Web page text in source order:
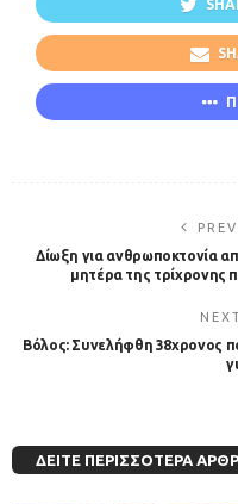
Δίωξη για ανθρωποκτονία
μητέρα της τρίχρονης
Βόλος: Συνελήφθη 38χρονος
ΔΕΊΤΕ ΠΕΡΙΣΣΌΤΕΡΑ